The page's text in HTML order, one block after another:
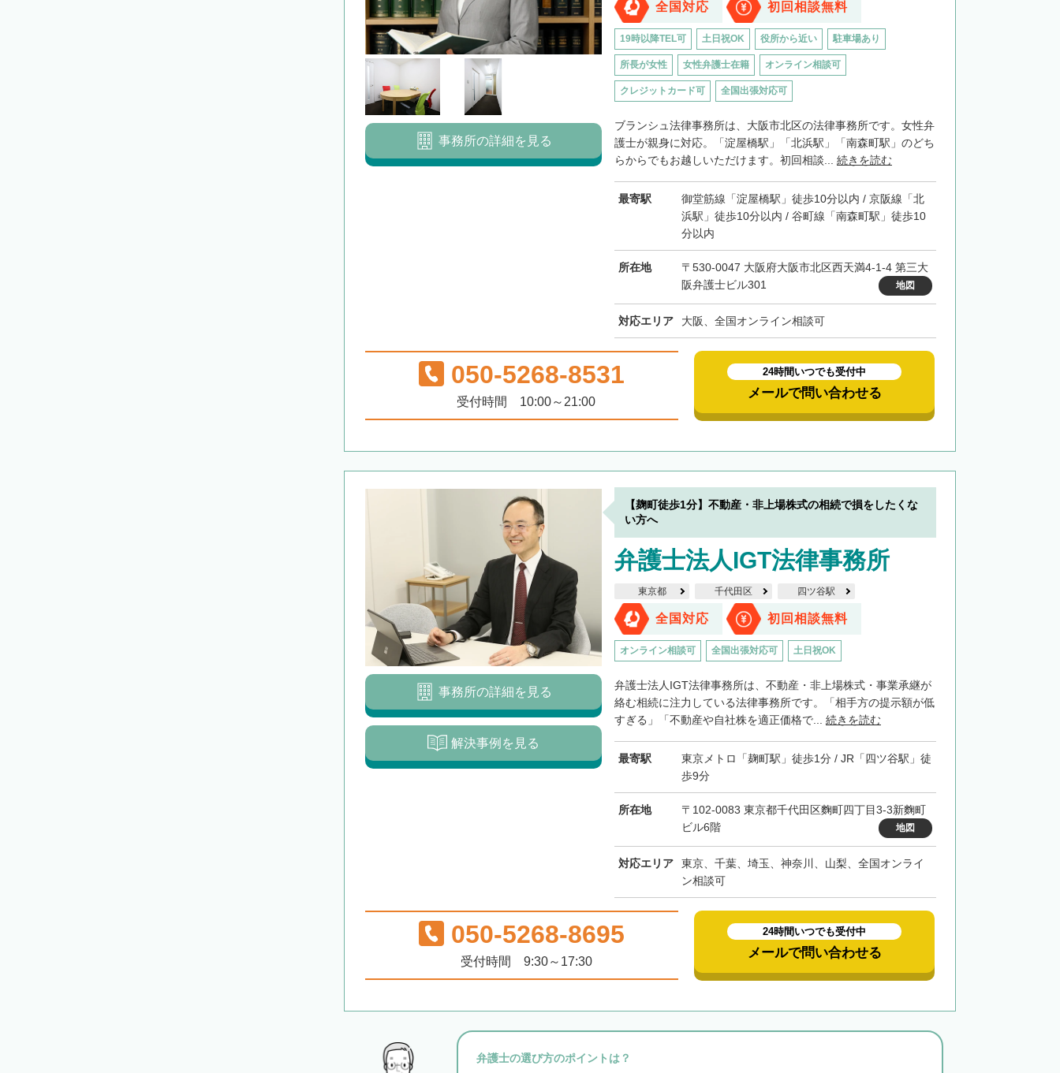
全国対応 初回相談無料
19時以降TEL可 土日祝OK 役所から近い 駐車場あり
所長が女性 女性弁護士在籍 オンライン相談可
クレジットカード可 全国出張対応可
ブランシュ法律事務所は、大阪市北区の法律事務所です。女性弁
護士が親身に対応。「淀屋橋駅」「北浜駅」「南森町駅」のどち
らからでもお越しいただけます。初回相談... 続きを読む
最寄駅
御堂筋線「淀屋橋駅」徒歩10分以内 / 京阪線「北
浜駅」徒歩10分以内 / 谷町線「南森町駅」徒歩10
分以内
所在地
〒530-0047 大阪府大阪市北区西天満4-1-4 第三大
阪弁護士ビル301
地図
対応エリア 大阪、全国オンライン相談可
事務所の詳細を見る
050-5268-8531
受付時間 10:00～21:00
24時間いつでも受付中
メールで問い合わせる
【麹町徒歩1分】不動産・非上場株式の相続で損をしたくな
い方へ
弁護士法人IGT法律事務所
東京都 千代田区 四ツ谷駅
全国対応 初回相談無料
オンライン相談可 全国出張対応可 土日祝OK
弁護士法人IGT法律事務所は、不動産・非上場株式・事業承継が
絡む相続に注力している法律事務所です。「相手方の提示額が低
すぎる」「不動産や自社株を適正価格で... 続きを読む
最寄駅
東京メトロ「麹町駅」徒歩1分 / JR「四ツ谷駅」徒
歩9分
所在地
〒102-0083 東京都千代田区麴町四丁目3-3新麴町
ビル6階
地図
対応エリア
東京、千葉、埼玉、神奈川、山梨、全国オンライ
ン相談可
事務所の詳細を見る
解決事例を見る
050-5268-8695
受付時間 9:30～17:30
24時間いつでも受付中
メールで問い合わせる
弁護士の選び方のポイントは？